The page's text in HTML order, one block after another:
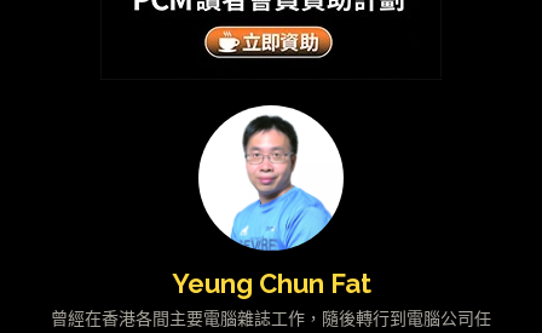
Yeung Chun Fat
曾經在香港各間主要電腦雜誌工作，隨後轉行到電腦公司任